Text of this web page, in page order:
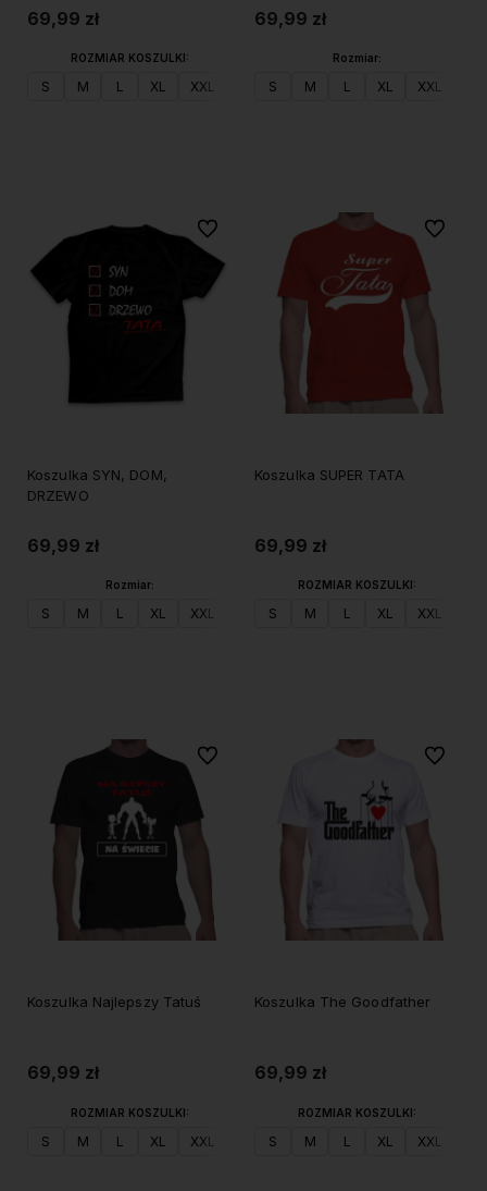
69,99 zł
ROZMIAR KOSZULKI:
S M L XL XXL
69,99 zł
Rozmiar:
S M L XL XXL
Koszulka SYN, DOM,
DRZEWO
69,99 zł
Rozmiar:
S M L XL XXL
Do ulubionych
Koszulka SUPER TATA
69,99 zł
ROZMIAR KOSZULKI:
S M L XL XXL
Do
Koszulka Najlepszy Tatuś
69,99 zł
ROZMIAR KOSZULKI:
S M L XL XXL
Do ulubionych
Koszulka The Goodfather
69,99 zł
ROZMIAR KOSZULKI:
S M L XL XXL
Do